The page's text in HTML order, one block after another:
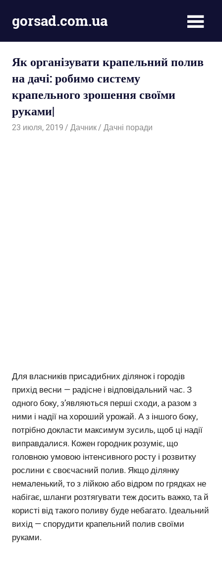
перейти
к
gorsad.com.ua
і
Як організувати крапельний полив
на дачі: робимо систему
крапельного зрошення своїми
руками|
23 июля, 2019 Дачник Дачні поради
Для власників присадибних ділянок і городів
прихід весни — радісне і відповідальний час. З
одного боку, з’являються перші сходи, а разом з
ними і надії на хороший урожай. А з іншого боку,
потрібно докласти максимум зусиль, щоб ці надії
виправдалися. Кожен городник розуміє, що
головною умовою інтенсивного росту і розвитку
рослини є своєчасний полив. Якщо ділянку
немаленький, то з лійкою або відром по грядках не
набігає, шланги розтягувати теж досить важко, та й
користі від такого поливу буде небагато. Ідеальний
вихід — спорудити крапельний полив своїми
руками.